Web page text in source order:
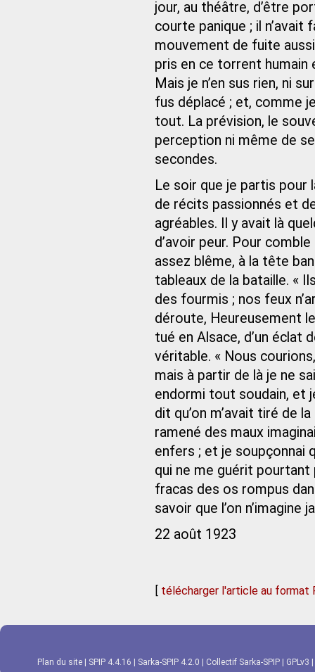
jour, au théâtre, d’être
courte panique ; il n’avait
mouvement de fuite
pris en ce torrent humain
Mais je n’en sus rien, ni
fus déplacé ; et, comme
tout. La prévision, le
perception ni même de
secondes.
Le soir que je partis pour
de récits passionnés et
agréables. Il y avait là
d’avoir peur. Pour
assez blême, à la tête
tableaux de la bataille. «
des fourmis ; nos feux
déroute, Heureusement
tué en Alsace, d’un éclat
véritable. « Nous
mais à partir de là je ne
endormi tout soudain, et
dit qu’on m’avait tiré de
ramené des maux
enfers ; et je soupçonnai
qui ne me guérit
fracas des os rompus
savoir que l’on
22 août 1923
[ télécharger l'article au format
Plan du site SPIP 4.4.16 Sarka-SPIP 4.2.0 Collectif Sarka-SPIP GPLv3